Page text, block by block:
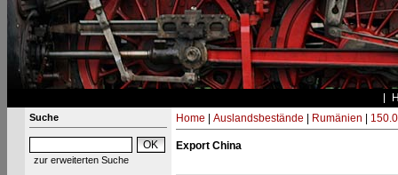
Suche
zur erweiterten Suche
Home Auslandsbestände Rumänien 150.0
Export China